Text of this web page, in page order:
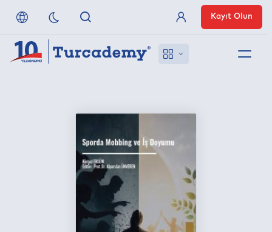
Referanslarımız
Uzaktan Erişim
Anlaşmalı Yayınevleri
Üye Girişi
Kayıt Olun